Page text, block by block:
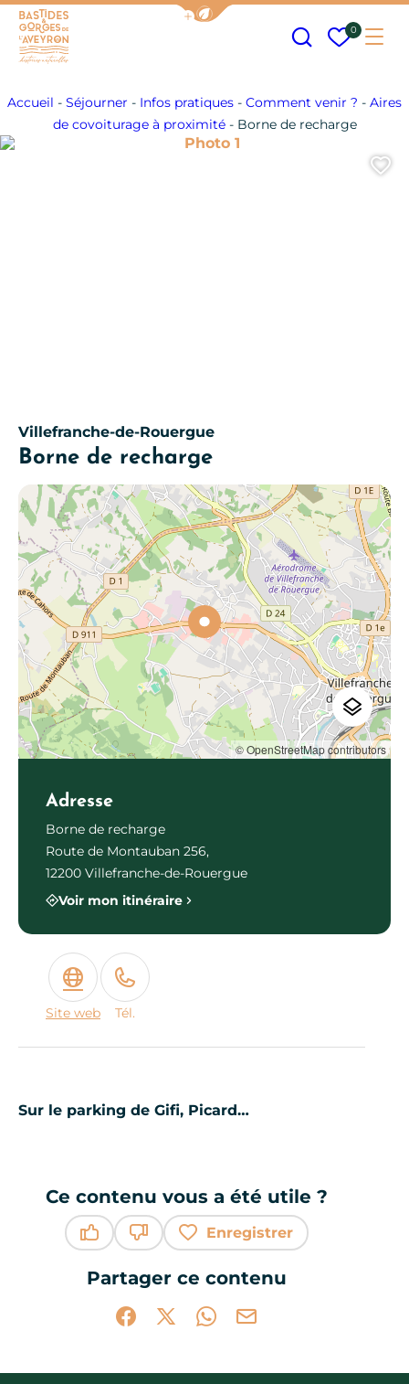
Afficher la barre de navigation
Mes
0
Accueil - Séjourner - Infos pratiques - Comment venir ? - Aires
de covoiturage à proximité- Borne de recharge
Villefranche-de-Rouergue
Borne de recharge
Photo 1
Sur le parking de Gifi, Picard…
© OpenStreetMap contributors
Adresse
Borne de recharge
Route de Montauban 256,
12200 Villefranche-de-Rouergue
Voir mon itinéraire
Site web Tél.
Ce contenu vous a été utile ?
Enregistrer
Partager ce contenu
Partager sur Facebook (nouvelle
Partager sur X / Twitter (nouvelle
Partager sur WhatsApp
Partager par mail